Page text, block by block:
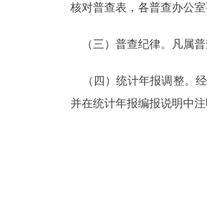
核对普查表，各普查办公
（三）普查纪律。凡属普
（四）统计年报调整。
并在统计年报编报说明中注